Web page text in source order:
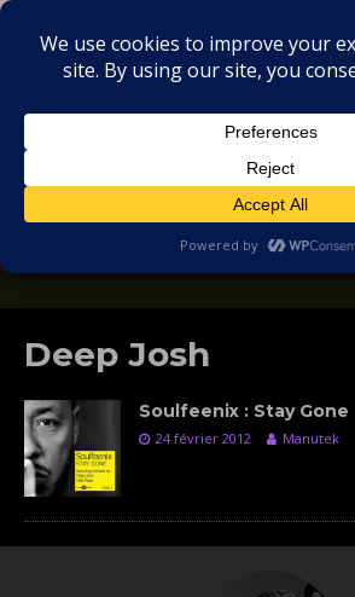
MIX
SOULFUL, DEEP HOUSE &
Deep Josh
Soulfeenix : Stay Gone
24 février 2012 Manutek